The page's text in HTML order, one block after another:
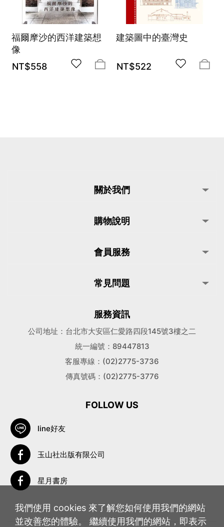
福爾摩沙的西洋建築想
像
NT$558
建築圖中的臺灣史
NT$522
關於我們
購物說明
會員服務
常見問題
服務資訊
公司地址：台北市大安區仁愛路四段145號3樓之二
統一編號：89447813
客服專線：(02)2775-3736
傳真號碼：(02)2775-3776
FOLLOW US
line好友
玉山社出版有限公司
星月書房
我們使用 cookies 來了解您如何使用我們的網站
並改善您的體驗。 繼續使用我們的網站，即表示